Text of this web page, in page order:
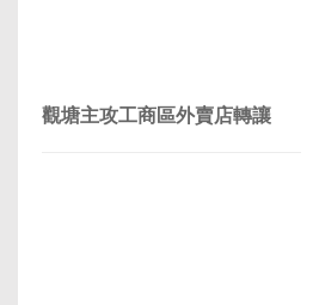
觀塘主攻工商區外賣店轉讓